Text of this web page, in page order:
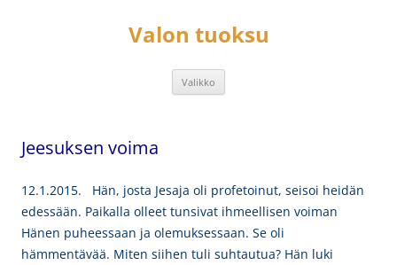
Valon tuoksu
Valikko
Jeesuksen voima
12.1.2015. Hän, josta Jesaja oli profetoinut, seisoi heidän
edessään. Paikalla olleet tunsivat ihmeellisen voiman
Hänen puheessaan ja olemuksessaan. Se oli
hämmentävää. Miten siihen tuli suhtautua? Hän luki